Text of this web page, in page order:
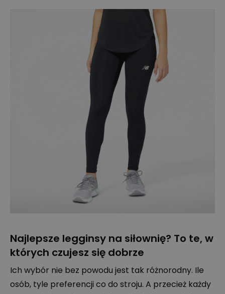
Najlepsze legginsy na siłownię? To te, w
których czujesz się dobrze
Ich wybór nie bez powodu jest tak różnorodny. Ile
osób, tyle preferencji co do stroju. A przecież każdy